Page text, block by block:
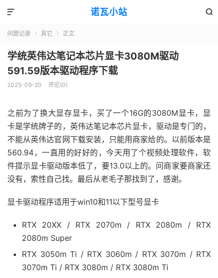
诺瓦小站 

问题记录  其它  正文
学统英伟达笔记本芯片显卡3080M驱动
591.59版本驱动程序下载
2025-09-20 评论(0)
之前为了换大显存显卡，买了一个16G的3080M显卡，显
卡是学统牌子的，英伟达笔记本芯片显卡，驱动是专门的，
不能从英伟达官网下载安装，只能用商家给的。以前版本是
560.94，一直用的好好的，今天用了个视频处理软件，软
件提示显卡驱动版本低了，要13.0以上的。问商家要商家还
没有，索性自己找。最后从老毛子那找到了，感谢。
显卡驱动程序适用于win10和11以下型号显卡
RTX 20XX / RTX 2070m / RTX 2080m / RTX
2080m Super
RTX 3050m Ti / RTX 3060m / RTX 3070m / RTX
3070m Ti / RTX 3080m / RTX 3080m Ti